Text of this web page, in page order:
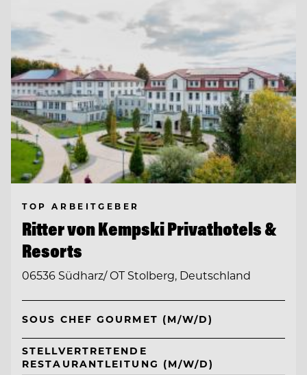
TOP ARBEITGEBER
Ritter von Kempski Privathotels &
Resorts
06536 Südharz/ OT Stolberg, Deutschland
SOUS CHEF GOURMET (M/W/D)
STELLVERTRETENDE
RESTAURANTLEITUNG (M/W/D)